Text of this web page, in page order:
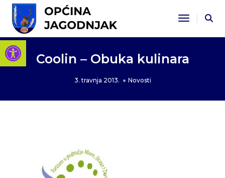
Open toolbar
Toggle
Coolin – Obuka kulinara
3. travnja 2013. Novosti